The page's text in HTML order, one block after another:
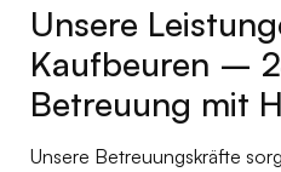
Unsere
Kaufbeuren –
Betreuung mit
Unsere Betreuungskräfte